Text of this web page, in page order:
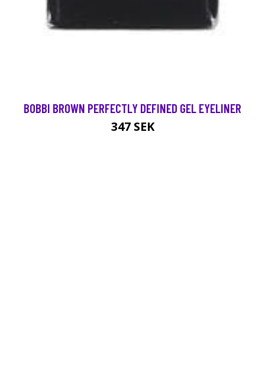
BOBBI BROWN PERFECTLY DEFINED GEL EYELINER
347 SEK